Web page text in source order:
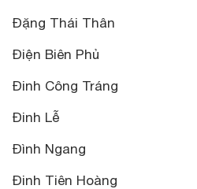
Đặng Thái Thân
Điện Biên Phủ
Đinh Công Tráng
Đinh Lễ
Đình Ngang
Đinh Tiên Hoàng